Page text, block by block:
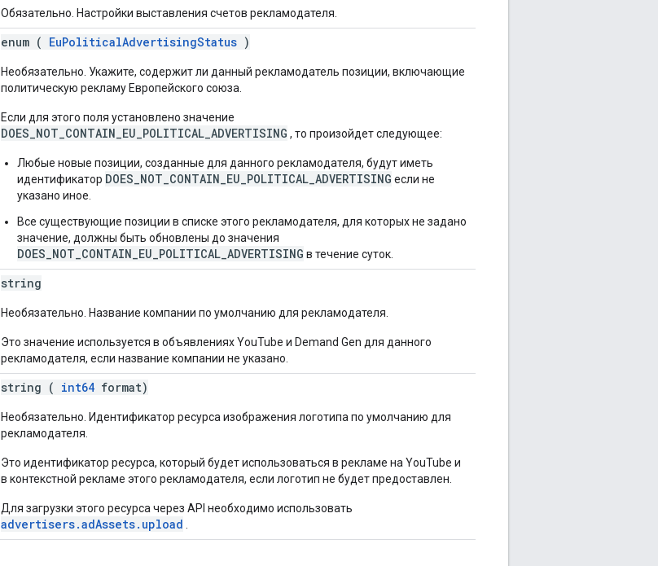
Обязательно. Настройки выставления счетов рекламодателя.
enum ( EuPoliticalAdvertisingStatus )
Необязательно. Укажите, содержит ли данный рекламодатель позиции, включающие
политическую рекламу Европейского союза.
Если для этого поля установлено значение
DOES_NOT_CONTAIN_EU_POLITICAL_ADVERTISING , то произойдет следующее:
Любые новые позиции, созданные для данного рекламодателя, будут иметь
идентификатор DOES_NOT_CONTAIN_EU_POLITICAL_ADVERTISING если не
указано иное.
Все существующие позиции в списке этого рекламодателя, для которых не задано
значение, должны быть обновлены до значения
DOES_NOT_CONTAIN_EU_POLITICAL_ADVERTISING в течение суток.
string
Необязательно. Название компании по умолчанию для рекламодателя.
Это значение используется в объявлениях YouTube и Demand Gen для данного
рекламодателя, если название компании не указано.
string ( int64 format)
Необязательно. Идентификатор ресурса изображения логотипа по умолчанию для
рекламодателя.
Это идентификатор ресурса, который будет использоваться в рекламе на YouTube и
в контекстной рекламе этого рекламодателя, если логотип не будет предоставлен.
Для загрузки этого ресурса через API необходимо использовать
advertisers.adAssets.upload